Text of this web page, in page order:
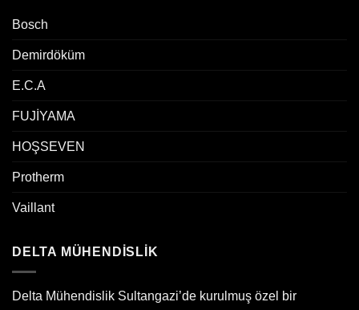
Bosch
Demirdöküm
E.C.A
FUJİYAMA
HOŞSEVEN
Protherm
Vaillant
DELTA MÜHENDİSLİK
Delta Mühendislik Sultangazi’de kurulmuş özel bir